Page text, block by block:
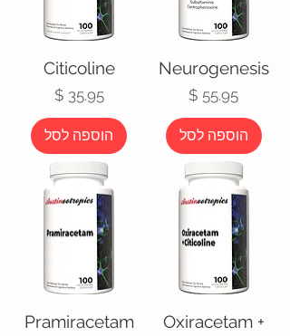
Neurogenesis
מחיר
הוספה לסל
Citicoline
מחיר‏35.95 ‏$
הוספה לסל
Oxiracetam +
Pramiracetam